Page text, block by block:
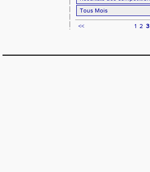
<< 1 2 3